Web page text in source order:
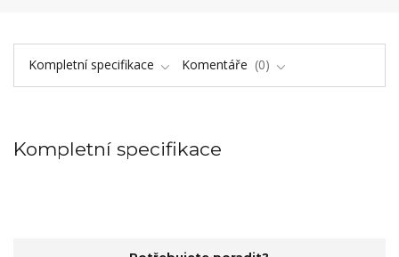
Kompletní specifikace Komentáře 0
Kompletní specifikace